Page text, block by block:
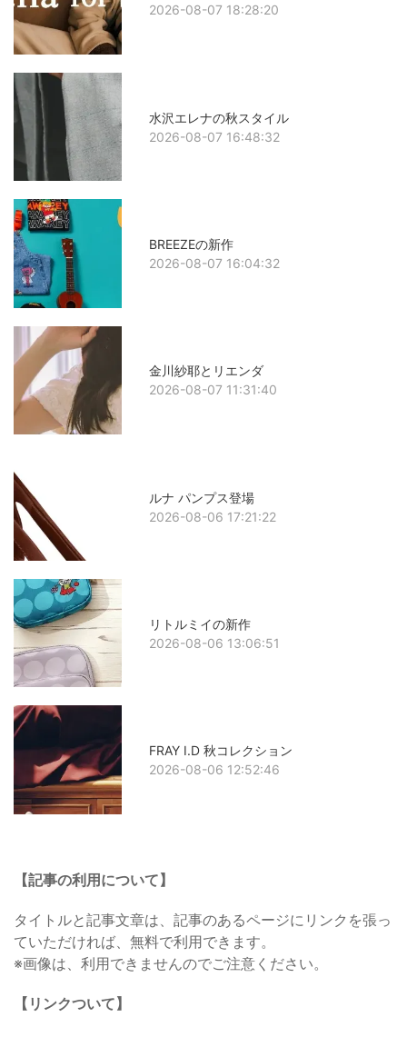
2026-08-07 18:28:20
水沢エレナの秋スタイル
2026-08-07 16:48:32
BREEZEの新作
2026-08-07 16:04:32
金川紗耶とリエンダ
2026-08-07 11:31:40
ルナ パンプス登場
2026-08-06 17:21:22
リトルミイの新作
2026-08-06 13:06:51
FRAY I.D 秋コレクション
2026-08-06 12:52:46
【記事の利用について】
タイトルと記事文章は、記事のあるページにリンクを張っ
ていただければ、無料で利用できます。
※画像は、利用できませんのでご注意ください。
【リンクついて】